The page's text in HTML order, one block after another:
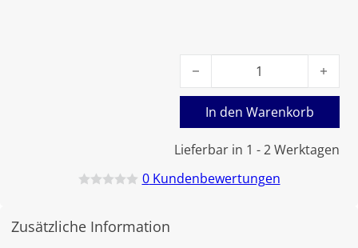
Lieferbar in 1 - 2 Werktagen
Viessmann Mischereinsatz
In den Warenkorb
e
0Kundenbewertungen
Zusätzliche Information